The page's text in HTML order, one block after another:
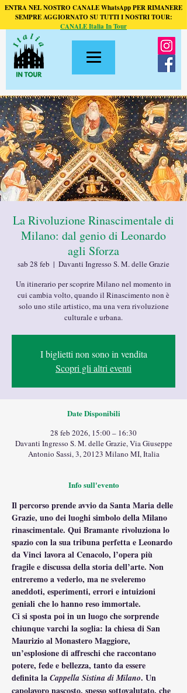
ENTRA NEL NOSTRO CANALE WhatsApp PER RIMANERE
SEMPRE AGGIORNATO SU TUTTI I NOSTRI TOUR:
CANALE Italia In Tour
La Rivoluzione Rinascimentale di
Milano: dal genio di Leonardo
agli Sforza
sab 28 feb
  |
Davanti Ingresso S. M. delle Grazie
Un itinerario per scoprire Milano nel momento in
cui cambia volto, quando il Rinascimento non è
solo uno stile artistico, ma una vera rivoluzione
culturale e urbana.
I biglietti non sono in vendita
Scopri gli altri eventi
Date Disponibili
28 feb 2026, 15:00 – 16:30
Davanti Ingresso S. M. delle Grazie, Via Giuseppe
Antonio Sassi, 3, 20123 Milano MI, Italia
Info sull'evento
Il percorso prende avvio da Santa Maria delle
Grazie, uno dei luoghi simbolo della Milano
rinascimentale. Qui Bramante rivoluziona lo
spazio con la sua tribuna perfetta e Leonardo
da Vinci lavora al Cenacolo, l’opera più
fragile e discussa della storia dell’arte. Non
entreremo a vederlo, ma ne sveleremo
aneddoti, esperimenti, errori e intuizioni
geniali che lo hanno reso immortale.
Ci si sposta poi in un luogo che sorprende
chiunque varchi la soglia: la chiesa di San
Maurizio al Monastero Maggiore,
un’esplosione di affreschi che raccontano
potere, fede e bellezza, tanto da essere
definita la Cappella Sistina di Milano. Un
capolavoro nascosto, spesso sottovalutato, che